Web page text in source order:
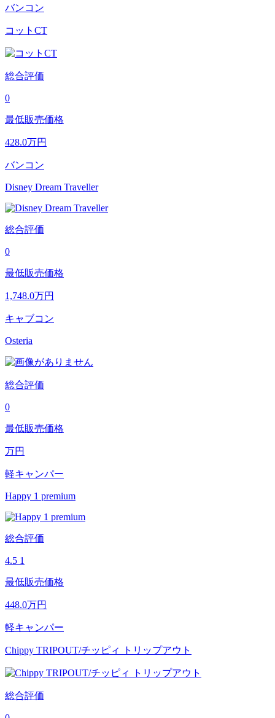
バンコン
コットCT
総合評価
0
最低販売価格
428.0万円
バンコン
Disney Dream Traveller
総合評価
0
最低販売価格
1,748.0万円
キャブコン
Osteria
総合評価
0
最低販売価格
万円
軽キャンパー
Happy 1 premium
総合評価
4.5 1
最低販売価格
448.0万円
軽キャンパー
Chippy TRIPOUT/チッピィ トリップアウト
総合評価